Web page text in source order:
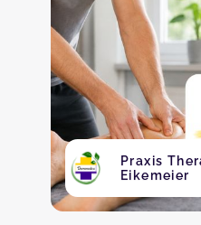
Praxis
Eikemeier